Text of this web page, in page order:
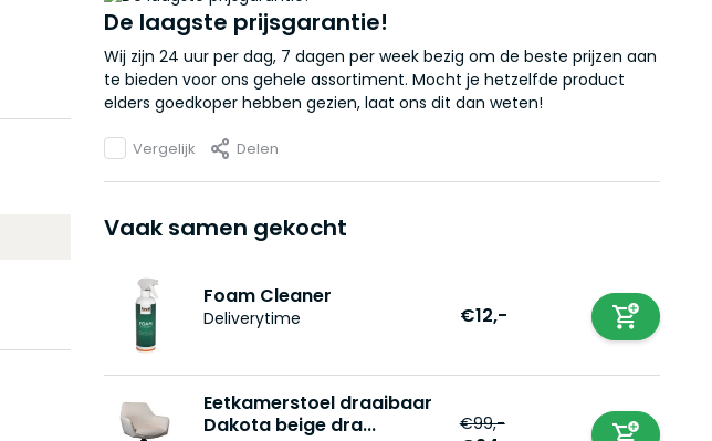
De laagste prijsgarantie!
Wij zijn 24 uur per dag, 7 dagen per week bezig om de beste prijzen aan
te bieden voor ons gehele assortiment. Mocht je hetzelfde product
elders goedkoper hebben gezien, laat ons dit dan weten!
Vergelijk Delen
Vaak samen gekocht
Foam Cleaner
Deliverytime €12,-
Eetkamerstoel draaibaar
Dakota beige dra...
€99,-